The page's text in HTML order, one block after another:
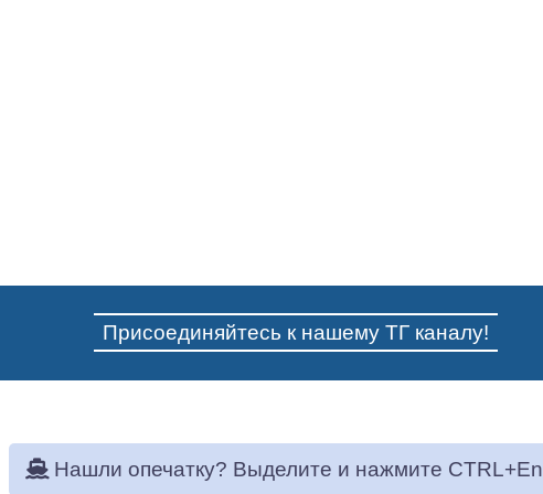
Присоединяйтесь к нашему ТГ каналу!
Нашли опечатку? Выделите и нажмите